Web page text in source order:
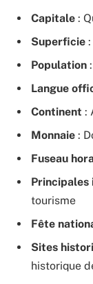
Capitale :
Superficie
Population
Langue
Continent :
Monnaie :
Fuseau
Principales
tourisme
Fête
Sites
historique